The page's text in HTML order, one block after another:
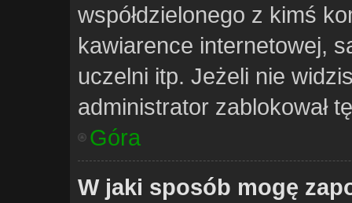
współdzielonego z kimś
kawiarence internetowej,
uczelni itp. Jeżeli nie
administrator zablokował
Góra
W jaki sposób mogę